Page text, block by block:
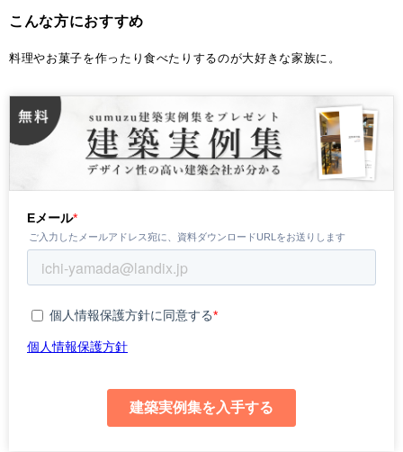
こんな方におすすめ
料理やお菓子を作ったり食べたりするのが大好きな家族に。